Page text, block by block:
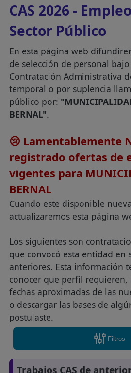
CAS 2026 -
Sector Público
En esta página web
de selección de personal
Contratación Administrativa
temporal o por suplencia
público por:
BERNAL".
😢 Lamentablemente
registrado ofertas de
vigentes para
BERNAL
Cuando este disponible
actualizaremos esta página
Los siguientes son
que convocó esta entidad en
anteriores. Esta información
conocer que perfil requieren,
fechas aproximadas de las
o descargar las bases de
postulaste.
Filtros
Trabajos CAS de